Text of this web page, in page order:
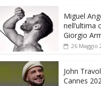
Miguel
nell’ultima
Giorgio
26 Maggio
John
Cannes